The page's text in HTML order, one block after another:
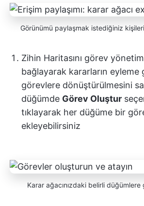
Görünümü paylaşmak istediğiniz
Zihin Haritasını görev
bağlayarak kararların eyleme
görevlere dönüştürülmesini
düğümde Görev Oluştur
tıklayarak her düğüme bir
ekleyebilirsiniz
Karar ağacınızdaki belirli düğümlere